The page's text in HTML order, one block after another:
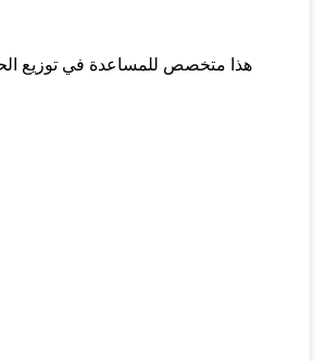
هذا متخصص للمساعدة في توزيع